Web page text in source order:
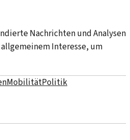
Nachrichten und Analysen
Interesse, um
MobilitätPolitik